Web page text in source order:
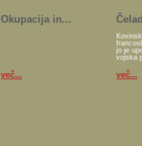
Okupacija in...
več...
jo je
vojska
več...